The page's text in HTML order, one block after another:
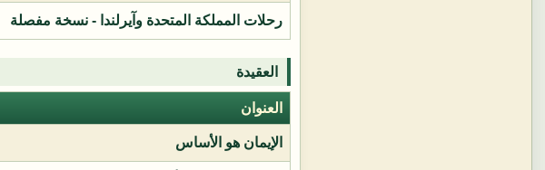
رحلات المملكة المتحدة وآيرلندا - نسخة مفصلة
العقيدة
العنوان
الإيمان هو الأساس